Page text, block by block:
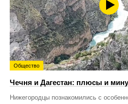
Общество
Чечня и Дагестан: плюсы и
Нижегородцы познакомились с